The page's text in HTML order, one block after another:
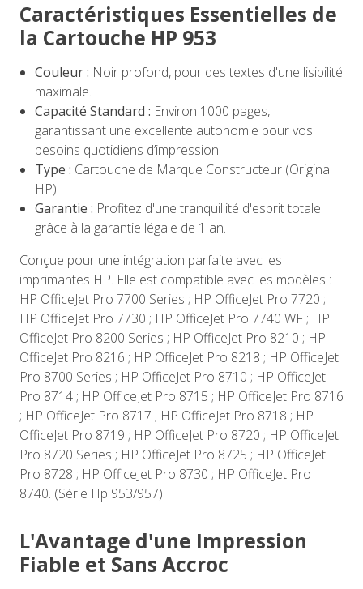
Caractéristiques Essentielles de
la Cartouche HP 953
Couleur : Noir profond, pour des textes d'une lisibilité
maximale.
Capacité Standard : Environ 1000 pages,
garantissant une excellente autonomie pour vos
besoins quotidiens d’impression.
Type : Cartouche de Marque Constructeur (Original
HP).
Garantie : Profitez d'une tranquillité d'esprit totale
grâce à la garantie légale de 1 an.
Conçue pour une intégration parfaite avec les
imprimantes HP. Elle est compatible avec les modèles :
HP OfficeJet Pro 7700 Series ; HP OfficeJet Pro 7720 ;
HP OfficeJet Pro 7730 ; HP OfficeJet Pro 7740 WF ; HP
OfficeJet Pro 8200 Series ; HP OfficeJet Pro 8210 ; HP
OfficeJet Pro 8216 ; HP OfficeJet Pro 8218 ; HP OfficeJet
Pro 8700 Series ; HP OfficeJet Pro 8710 ; HP OfficeJet
Pro 8714 ; HP OfficeJet Pro 8715 ; HP OfficeJet Pro 8716
; HP OfficeJet Pro 8717 ; HP OfficeJet Pro 8718 ; HP
OfficeJet Pro 8719 ; HP OfficeJet Pro 8720 ; HP OfficeJet
Pro 8720 Series ; HP OfficeJet Pro 8725 ; HP OfficeJet
Pro 8728 ; HP OfficeJet Pro 8730 ; HP OfficeJet Pro
8740. (Série Hp 953/957).
L'Avantage d'une Impression
Fiable et Sans Accroc